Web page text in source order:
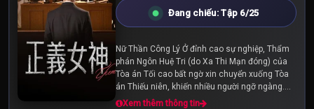
Đang chiếu: Tập 6/25
Nữ Thần Công Lý Ở đỉnh cao sự nghiệp, Thẩm
phán Ngôn Huệ Tri (do Xa Thi Mạn đóng) của
Tòa án Tối cao bất ngờ xin chuyển xuống Tòa
án Thiếu niên, khiến nhiều người ngỡ ngàng.
Không chỉ từ bỏ tiền đồ đang rộng mở, quyết
Xem thêm thông tin